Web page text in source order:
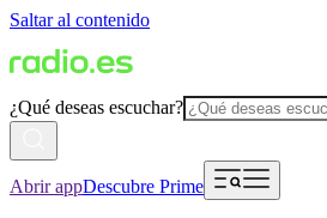
Saltar al contenido
¿Qué deseas escuchar?
Abrir appDescubre Prime